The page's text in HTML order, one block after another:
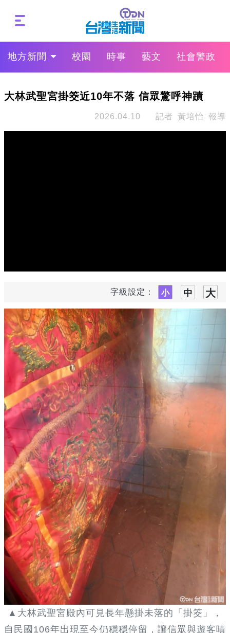
地方新聞 校園 時事 藝文 社會警政
大林武聖宮掛筊近10年不落 信眾驚呼神蹟
2026.04.10 記者 黃培怡 報導
字級設定：
▲大林武聖宮殿內可見長年懸掛未落的「掛筊」，
自民國106年出現至今仍穩穩停留，讓信眾與遊客嘖